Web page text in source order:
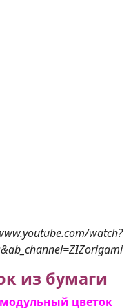
watch?
из бумаги
цветок